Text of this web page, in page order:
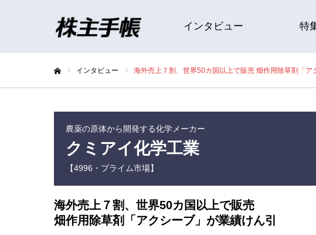
インタビュー 特
インタビュー 海外売上７割、世界50カ国以上で販売 畑作用除草剤「ア
農薬の原体から開発する化学メーカー
クミアイ化学工業
【4996・プライム市場】
海外売上７割、世界50カ国以上で販売
畑作用除草剤「アクシーブ」が業績けん引